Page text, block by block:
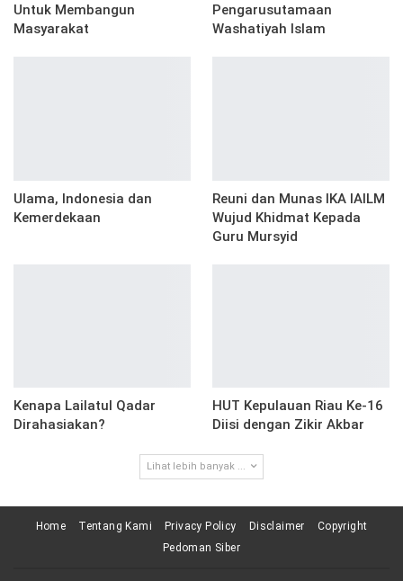
Untuk Membangun
Masyarakat
Pengarusutamaan
Washatiyah Islam
Ulama, Indonesia dan
Kemerdekaan
Reuni dan Munas IKA IAILM
Wujud Khidmat Kepada
Guru Mursyid
Kenapa Lailatul Qadar
Dirahasiakan?
HUT Kepulauan Riau Ke-16
Diisi dengan Zikir Akbar
Lihat lebih banyak ...
Home Tentang Kami Privacy Policy Disclaimer
Copyright
Pedoman Siber